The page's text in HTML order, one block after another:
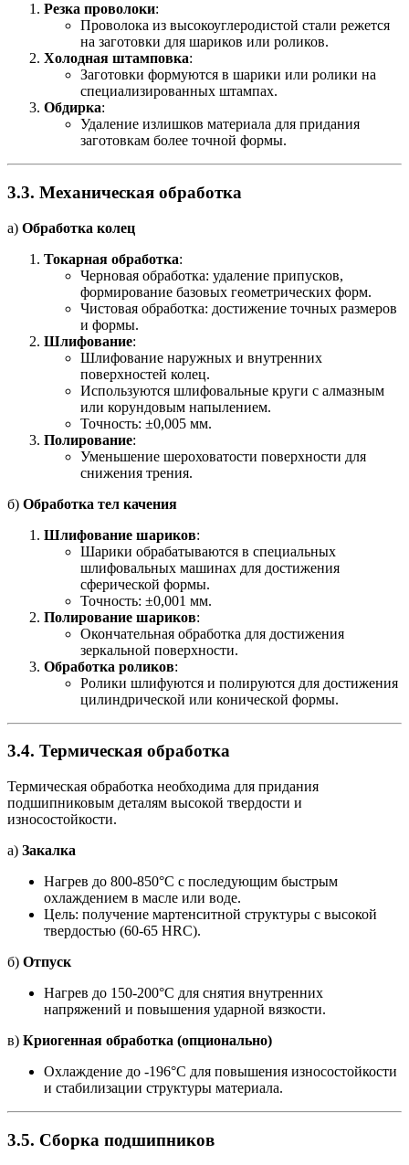
Резка проволоки:
Проволока из высокоуглеродистой стали режется
на заготовки для шариков или роликов.
Холодная штамповка:
Заготовки формуются в шарики или ролики на
специализированных штампах.
Обдирка:
Удаление излишков материала для придания
заготовкам более точной формы.
3.3. Механическая обработка
а) Обработка колец
Токарная обработка:
Черновая обработка: удаление припусков,
формирование базовых геометрических форм.
Чистовая обработка: достижение точных размеров
и формы.
Шлифование:
Шлифование наружных и внутренних
поверхностей колец.
Используются шлифовальные круги с алмазным
или корундовым напылением.
Точность: ±0,005 мм.
Полирование:
Уменьшение шероховатости поверхности для
снижения трения.
б) Обработка тел качения
Шлифование шариков:
Шарики обрабатываются в специальных
шлифовальных машинах для достижения
сферической формы.
Точность: ±0,001 мм.
Полирование шариков:
Окончательная обработка для достижения
зеркальной поверхности.
Обработка роликов:
Ролики шлифуются и полируются для достижения
цилиндрической или конической формы.
3.4. Термическая обработка
Термическая обработка необходима для придания
подшипниковым деталям высокой твердости и
износостойкости.
а) Закалка
Нагрев до 800-850°C с последующим быстрым
охлаждением в масле или воде.
Цель: получение мартенситной структуры с высокой
твердостью (60-65 HRC).
б) Отпуск
Нагрев до 150-200°C для снятия внутренних
напряжений и повышения ударной вязкости.
в) Криогенная обработка (опционально)
Охлаждение до -196°C для повышения износостойкости
и стабилизации структуры материала.
3.5. Сборка подшипников